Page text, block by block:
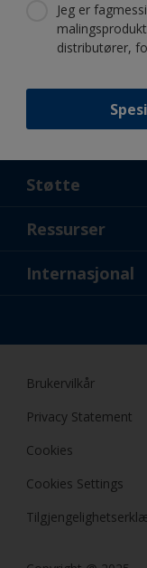
Jeg er
distributører,
Støtte
Om oss
Ressurser
Nyheter
Internasjonal
Brukervilkår
Privacy Statement
Cookies
Cookies Settings